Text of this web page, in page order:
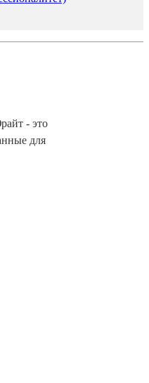
- это
для